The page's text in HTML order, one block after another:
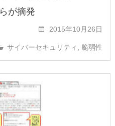
が摘発
2015年10月26日
サイバーセキュリティ 脆弱性